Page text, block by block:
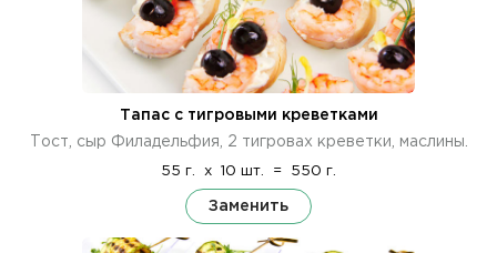
Тапас с тигровыми креветками
Тост, сыр Филадельфия, 2 тигровах креветки, маслины.
55 г. x 10 шт. = 550 г.
Заменить